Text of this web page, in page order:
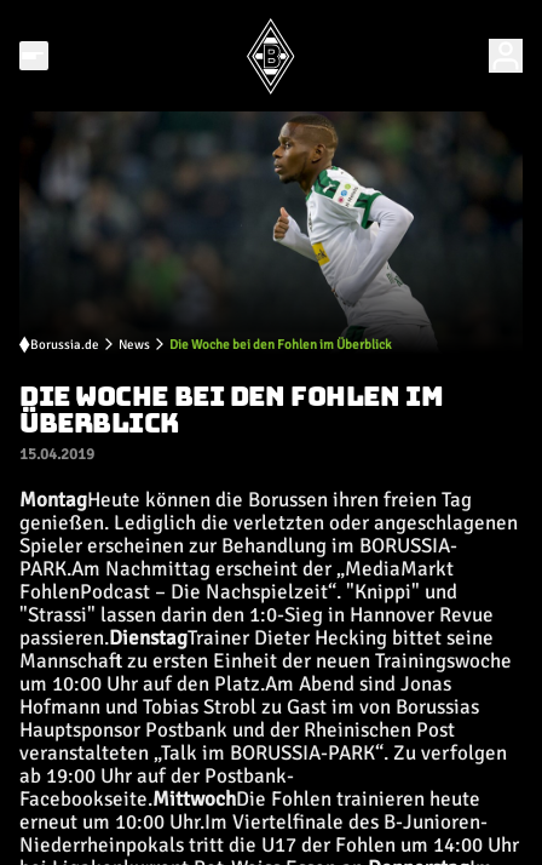
Borussia.de News Die Woche bei den Fohlen im Überblick
DIE WOCHE BEI DEN FOHLEN IM
ÜBERBLICK
15.04.2019
MontagHeute können die Borussen ihren freien Tag
genießen. Lediglich die verletzten oder angeschlagenen
Spieler erscheinen zur Behandlung im BORUSSIA-
PARK.Am Nachmittag erscheint der „MediaMarkt
FohlenPodcast – Die Nachspielzeit“. "Knippi" und
"Strassi" lassen darin den 1:0-Sieg in Hannover Revue
passieren.DienstagTrainer Dieter Hecking bittet seine
Mannschaft zu ersten Einheit der neuen Trainingswoche
um 10:00 Uhr auf den Platz.Am Abend sind Jonas
Hofmann und Tobias Strobl zu Gast im von Borussias
Hauptsponsor Postbank und der Rheinischen Post
veranstalteten „Talk im BORUSSIA-PARK“. Zu verfolgen
ab 19:00 Uhr auf der Postbank-
Facebookseite.MittwochDie Fohlen trainieren heute
erneut um 10:00 Uhr.Im Viertelfinale des B-Junioren-
Niederrheinpokals tritt die U17 der Fohlen um 14:00 Uhr